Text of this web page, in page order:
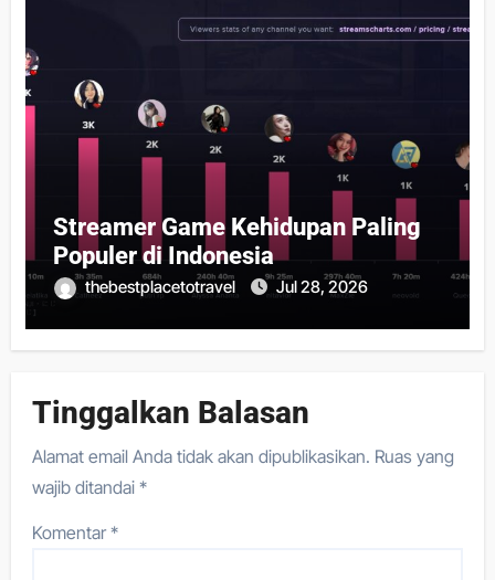
Streamer Game Kehidupan Paling
Populer di Indonesia
thebestplacetotravel Jul 28, 2026
Tinggalkan Balasan
Alamat email Anda tidak akan dipublikasikan. Ruas yang
wajib ditandai*
Komentar*